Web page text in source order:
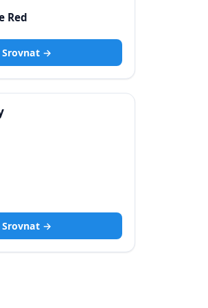
Red
Srovnat →
Srovnat →